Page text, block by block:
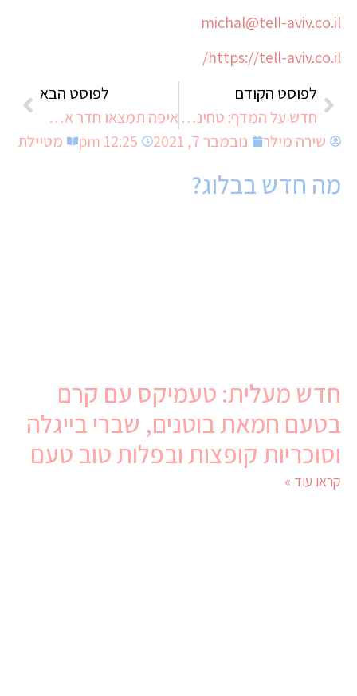
michal@tell-aviv.co.il
https://tell-aviv.co.il/
לפוסט הקודם
חדש על המדף: טחינה טורקיז
לפוסט הבא
איפה תמצאו חדר אמבטיה בעיצוב מושלם?
שירה מילר
נובמבר 7, 2021 12:25 pm מטיילת
מה חדש בבלוג?
חדש מעלית: טעמיקס עם קרם
בטעם חמאת בוטנים, שברי בייגלה
וסוכריות קופצות ובפלות טוב טעם
קראו עוד »